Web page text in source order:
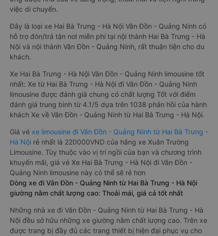
việc di chuyển.
Đây là loại xe Hai Bà Trưng - Hà Nội Vân Đồn - Quảng Ninh có
hỗ trợ đón/trả tận nơi miễn phí tại nội thành Hai Bà Trưng - Hà
Nội và nội thành Vân Đồn - Quảng Ninh, rất thuận tiện cho du
khách.
Xe Hai Bà Trưng - Hà Nội Vân Đồn - Quảng Ninh limousine tốt
nhất: Xe từ Hai Bà Trưng - Hà Nội đi Vân Đồn - Quảng Ninh
limousine được đánh giá chung có chất lượng Tốt với điểm
đánh giá trung bình từ 4.1/5 dựa trên 1038 phản hồi của hành
khách Xe về Vân Đồn - Quảng Ninh từ Hai Bà Trưng - Hà Nội.
Giá vé xe limousine đi Vân Đồn - Quảng Ninh từ Hai Bà Trưng -
Hà Nội rẻ nhất là 220000VND của hãng xe Xuân Trường
Limousine. Tùy thuộc vào vị trí ngồi của bạn và chương trình
khuyến mãi, giá vé Xe Hai Bà Trưng - Hà Nội đi Vân Đồn -
Quảng Ninh limousine này có thể sẽ rẻ hơn
Dòng xe đi Vân Đồn - Quảng Ninh từ Hai Bà Trưng - Hà Nội
giường nằm chất lượng cao: Thoải mái, giá cả tốt nhất
Những nhà xe đi Vân Đồn - Quảng Ninh từ Hai Bà Trưng - Hà
Nội đều sở hữu những xe giường nằm chất lượng cao. Trên xe
được trang bị đầy đủ các trang thiết bị hiện đại phục vụ cho